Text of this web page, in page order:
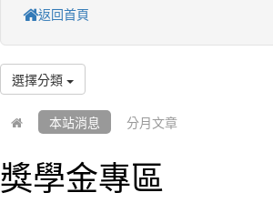
返回首頁
選擇分類
本站消息 分月文章
獎學金專區